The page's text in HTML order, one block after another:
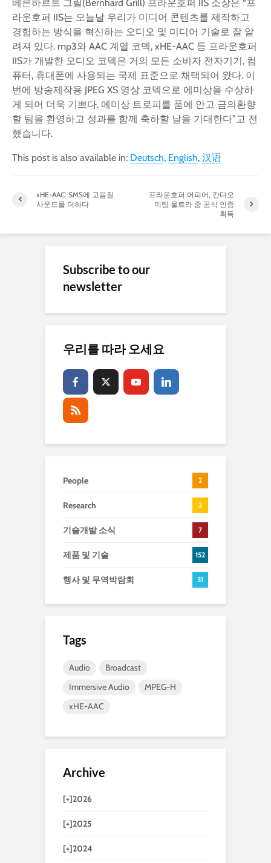
베른하르트 그릴(Bernhard Grill) 프라운호퍼 IIS 소장은 “프
라운호퍼 IIS는 오늘날 우리가 미디어 콘텐츠를 제작하고
경험하는 방식을 혁신하는 오디오 및 미디어 기술로 잘 알
려져 있다. mp3와 AAC 계열 코덱, xHE-AAC 등 프라운호퍼
IIS가 개발한 오디오 코덱은 거의 모든 소비자 전자기기, 컴
퓨터, 휴대폰에 사용되는 국제 표준으로 채택되어 왔다. 이
번에 방송제작용 JPEG XS 영상 코덱으로 에미상을 수상하
게 되어 더욱 기쁘다. 에미상 트로피를 품에 안고 금의환향
할 팀을 환영하고 성과를 함께 축하할 날을 기대한다”고 전
했습니다.
This post is also available in: Deutsch English 汉语
xHE-AAC: SMS에 고음질
사운드를 더하다
프라운호퍼 어피어, 칸다오
미팅 울트라 줌 공식 인증
획득
Subscribe to our
newsletter
우리를 따라 오세요
People 2
Research 3
기술개발 소식 7
제품 및 기술 152
행사 및 무역박람회 31
Tags
Audio
Broadcast
Immersive Audio
MPEG-H
xHE-AAC
Archive
[+]2026
[+]2025
[+]2024